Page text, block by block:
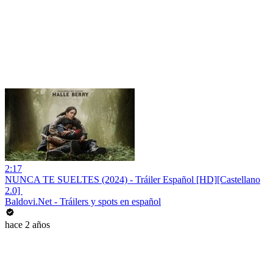
2:17
NUNCA TE SUELTES (2024) - Tráiler Español [HD][Castellano
2.0] ️
Baldovi.Net - Tráilers y spots en español
hace 2 años